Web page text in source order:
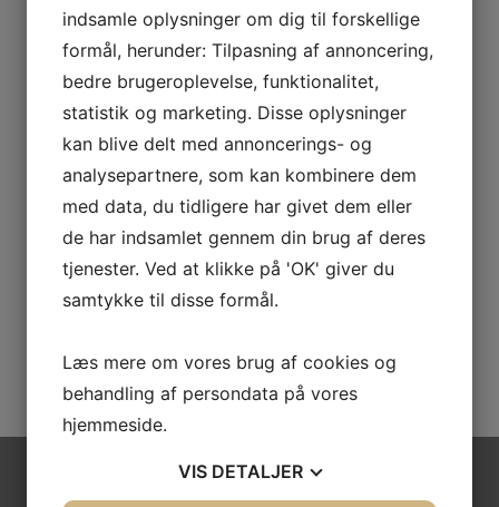
Kontakt os for mulighederne
Navn*
Telefon*
E-mail *
Hvor mange skal rejse
indsamle oplysninger om dig til forskellige
formål, herunder: Tilpasning af annoncering,
bedre brugeroplevelse, funktionalitet,
statistik og marketing. Disse oplysninger
kan blive delt med annoncerings- og
analysepartnere, som kan kombinere dem
med data, du tidligere har givet dem eller
de har indsamlet gennem din brug af deres
tjenester. Ved at klikke på 'OK' giver du
samtykke til disse formål.
Læs mere om vores brug af cookies og
behandling af persondata på vores
hjemmeside.
VIS DETALJER